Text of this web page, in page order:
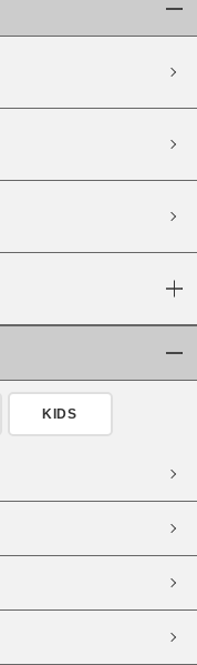
WEB限定
KIDS